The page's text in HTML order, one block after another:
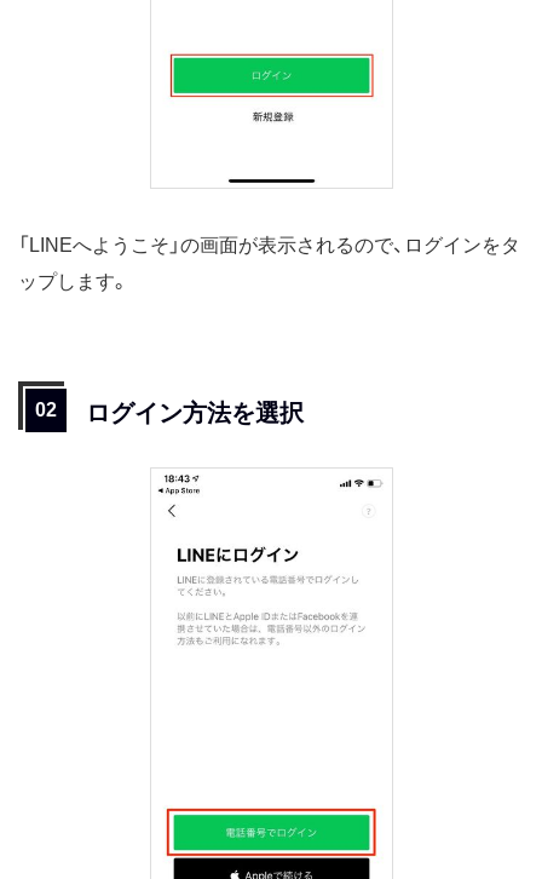
「LINEへようこそ」の画面が表示されるので、ログインをタ
ップします。
ログイン方法を選択